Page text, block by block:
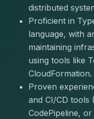
distributed
Proficient in
language, with
maintaining
using tools like
CloudFormation.
Proven
and CI/CD tools
CodePipeline,